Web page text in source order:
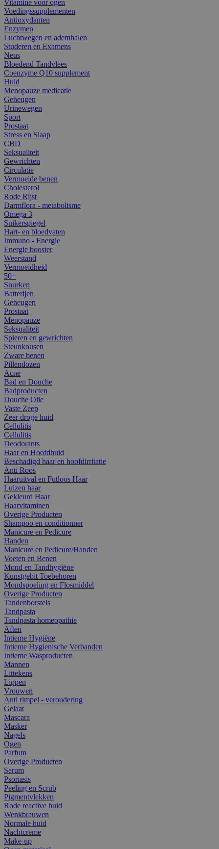
Vitamine voor ogen
Voedingssupplementen
Antioxydanten
Enzymen
Luchtwegen en ademhalen
Studeren en Examens
Neus
Bloedend Tandvlees
Coenzyme Q10 supplement
Huid
Menopauze medicatie
Geheugen
Urinewegen
Sport
Prostaat
Stress en Slaap
CBD
Seksualiteit
Gewrichten
Circulatie
Vermoeide benen
Cholesterol
Rode Rijst
Darmflora - metabolisme
Omega 3
Suikerspiegel
Hart- en bloedvaten
Immuno - Energie
Energie booster
Weerstand
Vermoeidheid
50+
Snurken
Batterijen
Geheugen
Prostaat
Menopauze
Seksualiteit
Spieren en gewrichten
Steunkousen
Zware benen
Pillendozen
Acne
Bad en Douche
Badproducten
Douche Olie
Vaste Zeep
Zeer droge huid
Cellulitis
Cellulitis
Deodorants
Haar en Hoofdhuid
Beschadigd haar en hoofdirritatie
Anti Roos
Haaruitval en Futloos Haar
Luizen haar
Gekleurd Haar
Haarvitaminen
Overige Producten
Shampoo en conditionner
Manicure en Pedicure
Handen
Manicure en Pedicure/Handen
Voeten en Benen
Mond en Tandhygiëne
Kunstgebit Toebehoren
Mondspoeling en Flosmiddel
Overige Producten
Tandenborstels
Tandpasta
Tandpasta homeopathie
Aften
Intieme Hygiëne
Intieme Hygienische Verbanden
Intieme Wasproducten
Mannen
Littekens
Lippen
Vrouwen
Anti rimpel - veroudering
Gelaat
Mascara
Masker
Nagels
Ogen
Parfum
Overige Producten
Serum
Psoriasis
Peeling en Scrub
Pigmentvlekken
Rode reactive huid
Wenkbrauwen
Normale huid
Nachtcreme
Make-up